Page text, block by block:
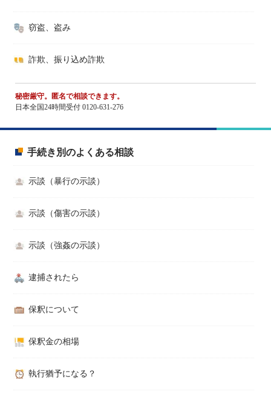
窃盗、盗み
詐欺、振り込め詐欺
秘密厳守。匿名で相談できます。
日本全国24時間受付 0120-631-276
手続き別のよくある相談
示談（暴行の示談）
示談（傷害の示談）
示談（強姦の示談）
逮捕されたら
保釈について
保釈金の相場
執行猶予になる？